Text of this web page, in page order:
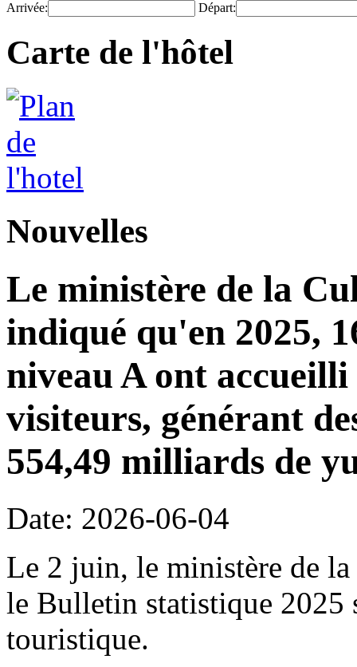
Arrivée: Départ:
Carte de l'hôtel
Nouvelles
Le ministère de la
indiqué qu'en 2025,
niveau A ont
visiteurs, générant
554,49 milliards de
Date: 2026-06-04
Le 2 juin, le ministère de
le Bulletin statistique 2025
touristique.